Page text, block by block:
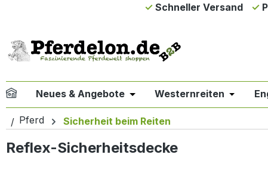
Zur Hauptnavigation springen
Schneller Versand
Neues & Angebote Öffne oder Schließe das
Westernreiten Öffne
Pferd Sicherheit beim Reiten
Reflex-Sicherheitsdecke